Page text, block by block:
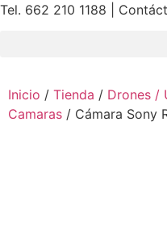
Ir
Tel. 662 210 1188 |
Inicio / Tienda / Drones /
Camaras / Cámara Sony